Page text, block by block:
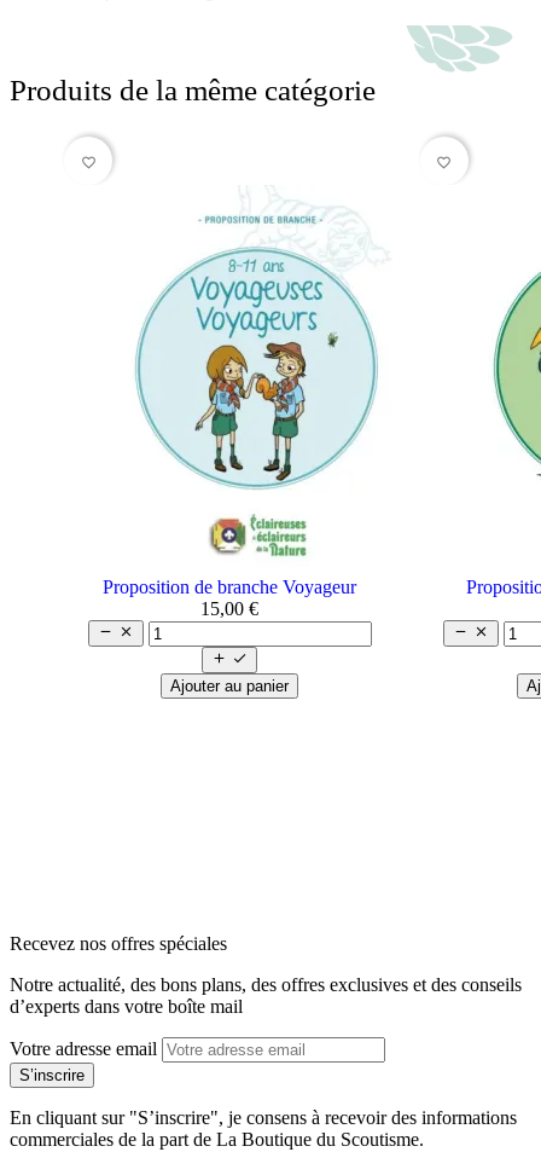
Produits de la même catégorie
favorite_border
Proposition de branche Voyageur
15,00 €




Ajouter au panier
favorite_border
 
Recevez nos offres spéciales
Notre actualité, des bons plans, des offres exclusives et des conseils
d’experts dans votre boîte mail
Votre adresse email
En cliquant sur "S’inscrire", je consens à recevoir des informations
commerciales de la part de La Boutique du Scoutisme.